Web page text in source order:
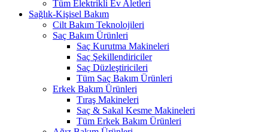
Tüm Elektrikli Ev Aletleri
Sağlık-Kişisel Bakım
Cilt Bakım Teknolojileri
Saç Bakım Ürünleri
Saç Kurutma Makineleri
Saç Şekillendiriciler
Saç Düzleştiricileri
Tüm Saç Bakım Ürünleri
Erkek Bakım Ürünleri
Tıraş Makineleri
Saç & Sakal Kesme Makineleri
Tüm Erkek Bakım Ürünleri